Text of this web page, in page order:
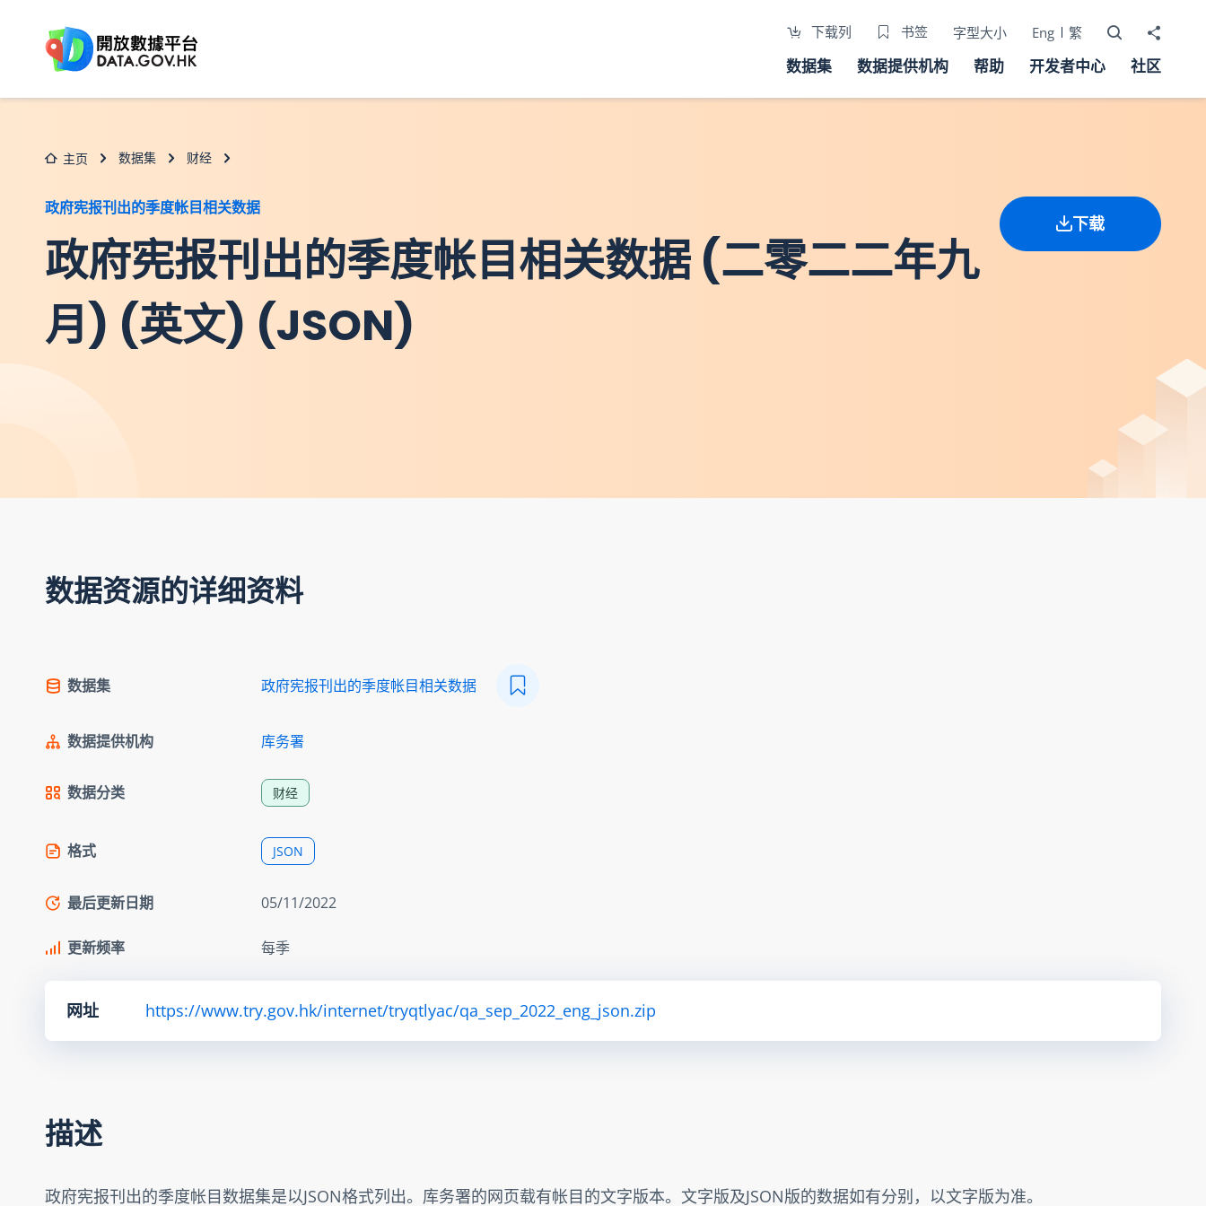
下载列 书签 字型大小 Eng 繁 打开搜寻器
分享至
数据集 数据提供机构 帮助 开发者中心 社区
主页 数据集 财经
政府宪报刊出的季度帐目相关数据
政府宪报刊出的季度帐目相关数据 (二零二二年九
月) (英文) (JSON)
下载
数据资源的详细资料
数据集 政府宪报刊出的季度帐目相关数据
数据提供机构 库务署
数据分类 财经
格式 JSON
最后更新日期 05/11/2022
更新频率 每季
网址 https://www.try.gov.hk/internet/tryqtlyac/qa_sep_2022_eng_json.zip
描述
政府宪报刊出的季度帐目数据集是以JSON格式列出。库务署的网页载有帐目的文字版本。文字版及JSON版的数据如有分别，以文字版为准。